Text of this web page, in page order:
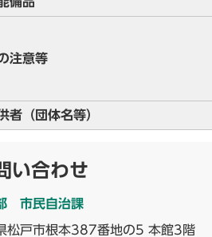
注意等
者（団体名等）
い合わせ
市民自治課
松戸市根本387番地の5 本館3階